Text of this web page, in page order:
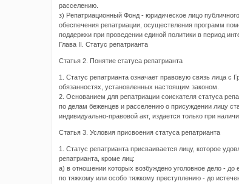
расселению.
з) Репатриационный Фонд - юридическое лицо
обеспечения репатриации, осуществления программ
поддержки при проведении единой политики в период
Глава II. Статус репатрианта
Cтaтья 2. Понятие статуса репатрианта
1. Статус репатрианта означает правовую связь лица с
обязанностях, установленных настоящим законом.
2. Основанием для репатриации соискателя статуса
по делам беженцев и расселению о присуждении лицу
индивидуально-правовой акт, издается только при
Статья 3. Условия присвоения статуса репатрианта
1. Статус репатрианта присваивается лицу, которое
репатрианта, кроме лиц:
а) в отношении которых возбуждено уголовное дело -
по тяжкому или особо тяжкому преступлению - до